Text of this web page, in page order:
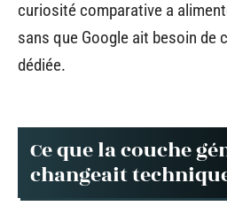
curiosité comparative a
sans que Google ait besoin de
dédiée.
Ce que la couche
changeait